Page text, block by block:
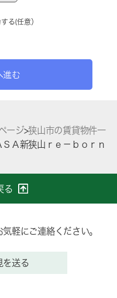
る(任意）
進む
ージ>狭山市の賃貸物件一
ＳＡ新狭山ｒｅ－ｂｏｒｎ
る
軽にご連絡ください。
を送る